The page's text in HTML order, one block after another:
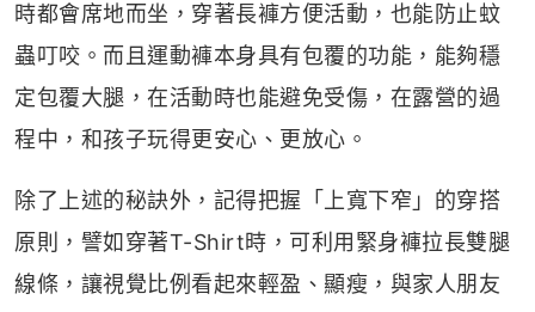
時都會席地而坐，穿著長褲方便活動，也能防止蚊
蟲叮咬。而且運動褲本身具有包覆的功能，能夠穩
定包覆大腿，在活動時也能避免受傷，在露營的過
程中，和孩子玩得更安心、更放心。
除了上述的秘訣外，記得把握「上寬下窄」的穿搭
原則，譬如穿著T-Shirt時，可利用緊身褲拉長雙腿
線條，讓視覺比例看起來輕盈、顯瘦，與家人朋友